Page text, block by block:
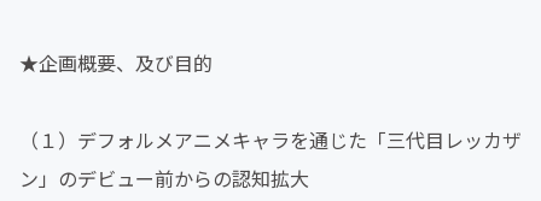
★企画概要、及び目的
（１）デフォルメアニメキャラを通じた「三代目レッカザ
ン」のデビュー前からの認知拡大